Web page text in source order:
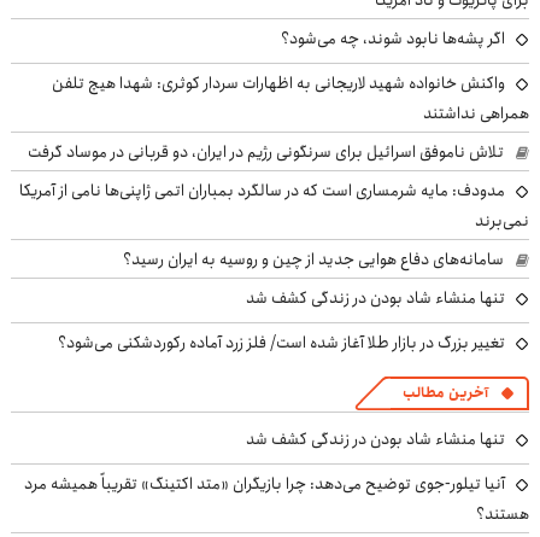
اگر پشه‌ها نابود شوند، چه می‌شود؟
واکنش خانواده شهید لاریجانی به اظهارات سردار کوثری: شهدا هیچ تلفن
همراهی نداشتند
تلاش ناموفق اسرائیل برای سرنگونی رژیم در ایران، دو قربانی در موساد گرفت
مدودف: مایه شرمساری است که در سالگرد بمباران اتمی ژاپنی‌ها نامی از آمریکا
نمی‌برند
سامانه‌های دفاع هوایی جدید از چین و روسیه به ایران رسید؟
تنها منشاء شاد بودن در زندگی کشف شد
تغییر بزرگ در بازار طلا آغاز شده است/ فلز زرد آماده رکوردشکنی می‌شود؟
آخرین مطالب
تنها منشاء شاد بودن در زندگی کشف شد
آنیا تیلور-جوی توضیح می‌دهد: چرا بازیگران «متد اکتینگ» تقریباً همیشه مرد
هستند؟